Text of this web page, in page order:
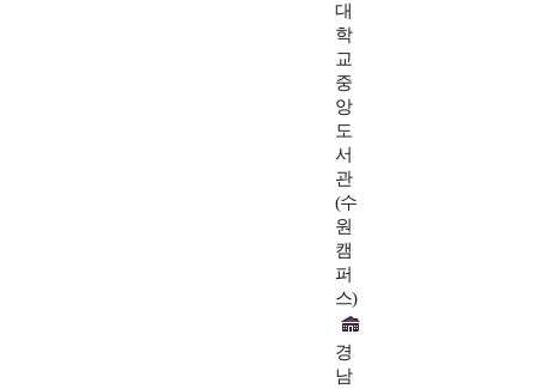
대
학
교
중
앙
도
서
관
(수
원
캠
퍼
스)
경
남